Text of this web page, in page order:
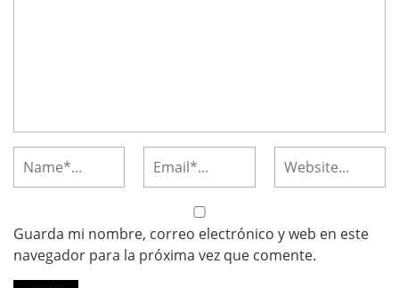
Guarda mi nombre, correo electrónico y web en este
navegador para la próxima vez que comente.